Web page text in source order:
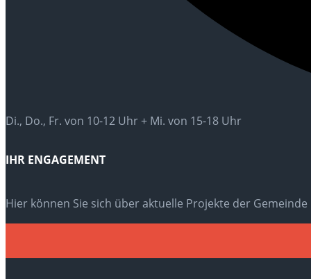
Di., Do., Fr. von 10-12 Uhr + Mi. von 15-18 Uhr
IHR ENGAGEMENT
Hier können Sie sich über aktuelle Projekte der